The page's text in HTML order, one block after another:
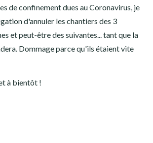
de confinement dues au Coronavirus, je
d'annuler les chantiers des 3
et peut-être des suivantes... tant que la
Dommage parce qu'ils étaient vite
à bientôt !